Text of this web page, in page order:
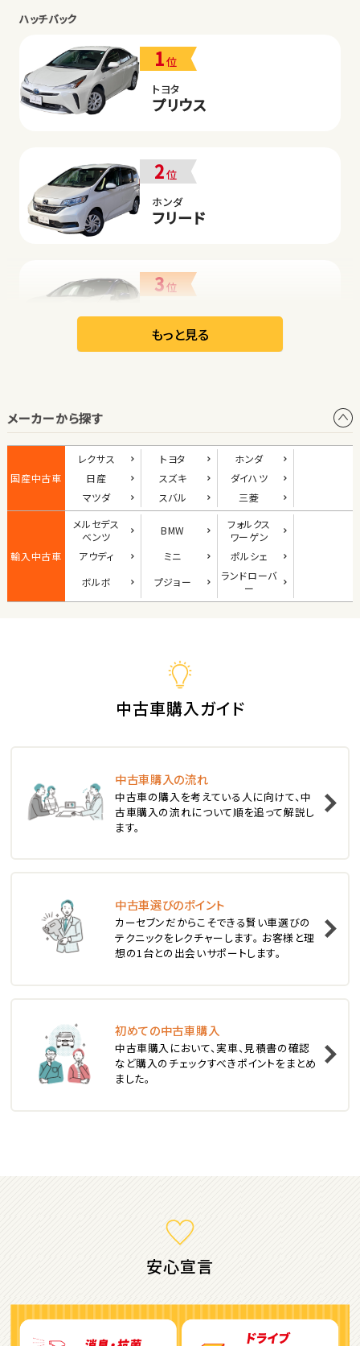
ハッチバック
1位
トヨタ
プリウス
2位
ホンダ
フリード
3位
日産
リーフ
1位
ダイハツ
コペン
2
ロードスター
ホンダ
S660
1位
2位
スバル
レガシィツーリングワゴン
3位
トヨタ
カローラフィールダー
2
アルファード
もっと見る
メーカーから探す
国産中古車
レクサス トヨタ
ホンダ
日産
スズキ
ダイハツ
マツダ
スバル 三菱
輸入中古車
メルセデス
ベンツ
BMW
フォルクス
ワーゲン
アウディ
ミニ
ポルシェ
ボルボ
プジョー ランドローバ
ー
中古車購入ガイド
中古車購入の流れ
中古車の購入を考えている人に向けて、中
古車購入の流れについて順を追って解説し
ます。
中古車選びのポイント
カーセブンだからこそできる賢い車選びの
テクニックをレクチャーします。 お客様と理
想の1台との出会いサポートします。
初めての中古車購入
中古車購入において、実車、見積書の確認
など購入のチェックすべきポイントをまとめ
ました。
安心宣言